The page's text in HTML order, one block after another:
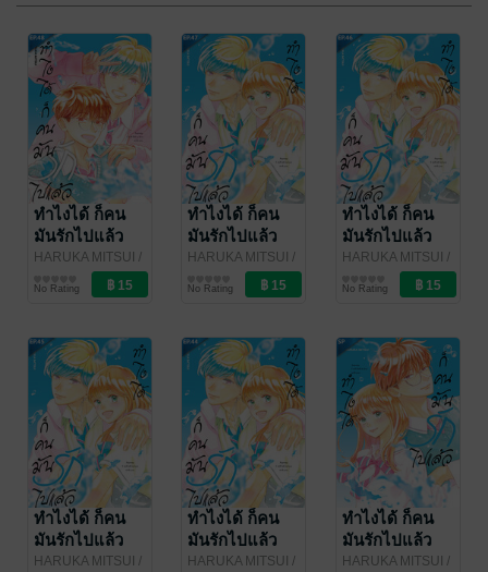
ทำไงได้ ก็คน
มันรักไปแล้ว
ตอน 48
HARUKA MITSUI /
Bongkoch
Publishing
การ์ตูนรายตอน
No Rating
ทำไงได้ ก็คน
มันรักไปแล้ว
ตอน 47
HARUKA MITSUI /
Bongkoch
Publishing
การ์ตูนรายตอน
No Rating
ทำไงได้ ก็คน
มันรักไปแล้ว
ตอน 46
HARUKA MITSUI /
Bongkoch
Publishing
การ์ตูนรายตอน
No Rating
ทำไงได้ ก็คน
มันรักไปแล้ว
ตอน 45
HARUKA MITSUI /
ทำไงได้ ก็คน
มันรักไปแล้ว
ตอน 44
HARUKA MITSUI /
ทำไงได้ ก็คน
มันรักไปแล้ว
ตอนพิเศษ
HARUKA MITSUI /